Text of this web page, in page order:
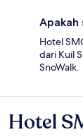
Apakah
Hotel
dari Kuil
SnoWalk.
Ulasan
Hotel